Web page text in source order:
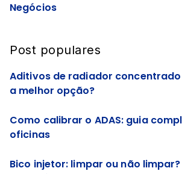
Negócios
Post populares
Aditivos de radiador concentrado
a melhor opção?
Como calibrar o ADAS: guia
oficinas
Bico injetor: limpar ou não